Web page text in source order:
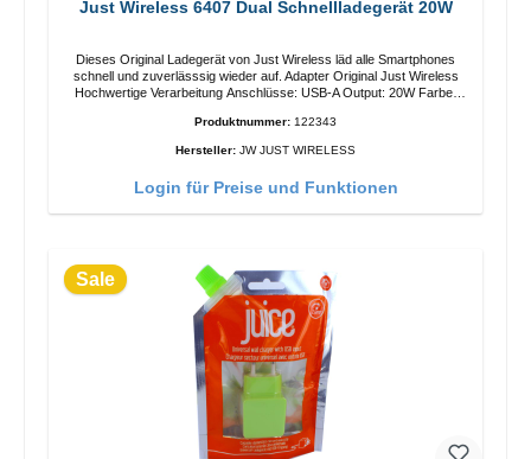
Just Wireless 6407 Dual Schnellladegerät 20W
Dieses Original Ladegerät von Just Wireless läd alle Smartphones
schnell und zuverlässsig wieder auf. Adapter Original Just Wireless
Hochwertige Verarbeitung Anschlüsse: USB-A Output: 20W Farbe:
Produktnummer: 122343
Hersteller: JW JUST WIRELESS
Login für Preise und Funktionen
Sale